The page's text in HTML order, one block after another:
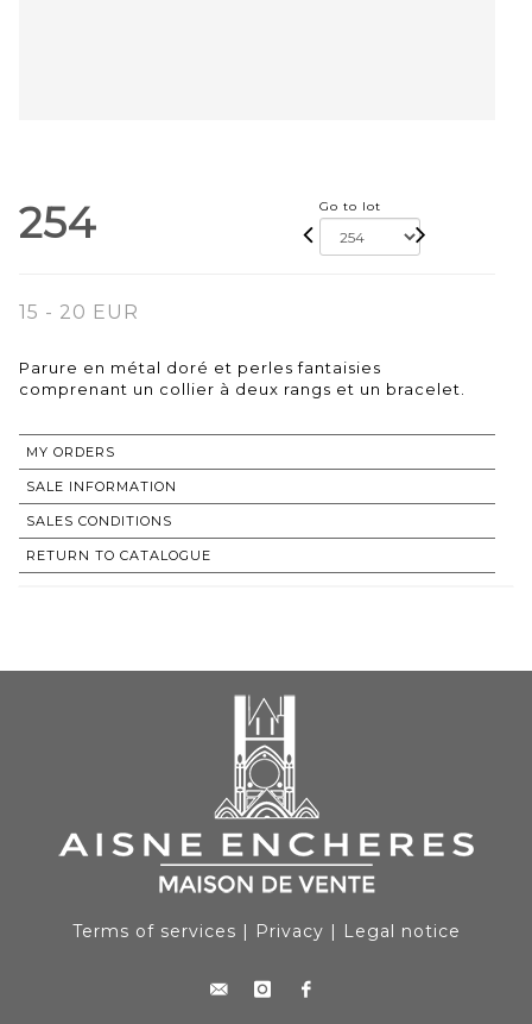
254 Go to lot
15 - 20 EUR
Parure en métal doré et perles fantaisies
comprenant un collier à deux rangs et un bracelet.
MY ORDERS
SALE INFORMATION
SALES CONDITIONS
RETURN TO CATALOGUE
Terms of services | Privacy | Legal notice